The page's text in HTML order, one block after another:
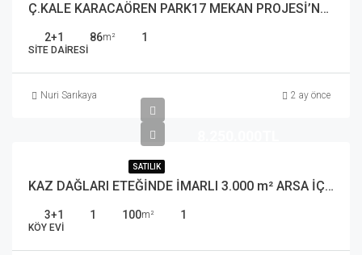
Ç.KALE KARACAÖREN PARK17 MEKAN PROJESİ’NDE BAHÇELİ 2+1 SATILIK
2+1 86m² 1
SITE DAIRESI
Nuri Sarıkaya 2 ay önce
SATILIK
KAZ DAĞLARI ETEĞİNDE İMARLI 3.000 m² ARSA İÇİNDE KÖY EVİ VE MEYVE BAHÇESİ
3+1 1 100m² 1
KÖY EVI